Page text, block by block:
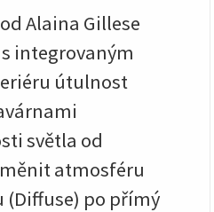
Alaina Gillese
integrovaným
útulnost
světla od
atmosféru
po přímý